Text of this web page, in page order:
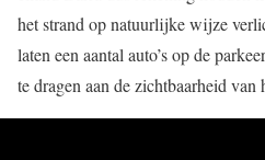
het strand op natuurlijke wijze
laten een aantal auto’s op de
te dragen aan de zichtbaarheid van